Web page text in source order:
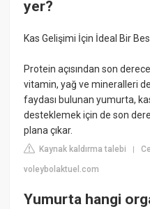
yer?
Kas Gelişimi İçin İdeal Bir
Protein açısından son
vitamin, yağ ve mineralleri
faydası bulunan yumurta,
desteklemek için de son
plana çıkar.
Kaynak kaldırma talebi |
voleybolaktuel.com
Yumurta hangi